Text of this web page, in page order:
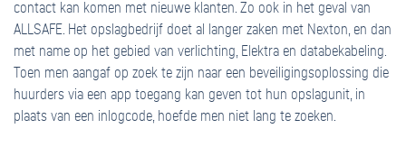
contact kan komen met nieuwe klanten. Zo ook in het geval van
ALLSAFE. Het opslagbedrijf doet al langer zaken met Nexton, en dan
met name op het gebied van verlichting, Elektra en databekabeling.
Toen men aangaf op zoek te zijn naar een beveiligingsoplossing die
huurders via een app toegang kan geven tot hun opslagunit, in
plaats van een inlogcode, hoefde men niet lang te zoeken.